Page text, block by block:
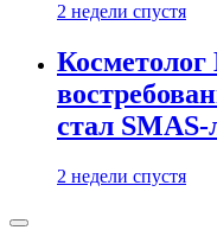
2 недели спустя
стал
2 недели спустя